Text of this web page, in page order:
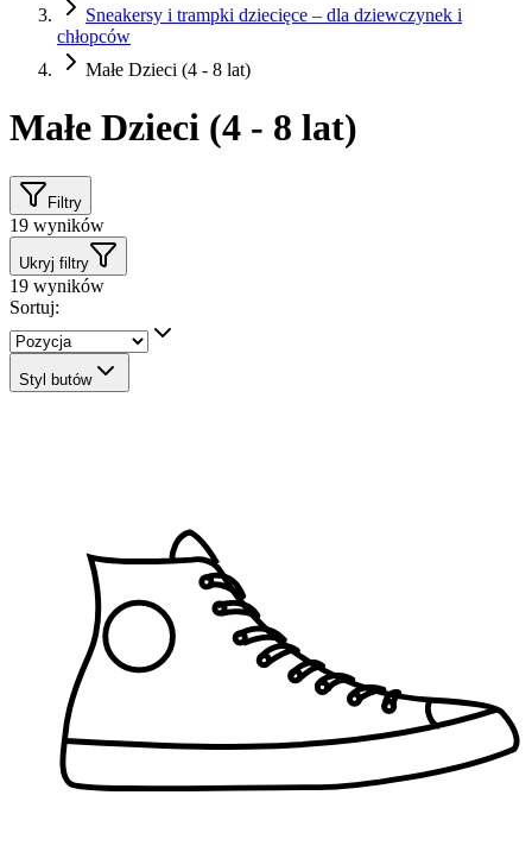
Sneakersy i trampki dziecięce – dla dziewczynek i
chłopców
Małe Dzieci (4 - 8 lat)
Małe Dzieci (4 - 8 lat)
Filtry
19 wyników
Ukryj filtry
19 wyników
Sortuj:
Styl butów